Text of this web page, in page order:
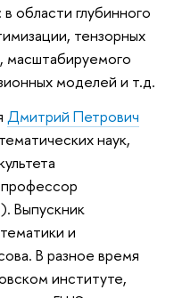
области глубинного
тензорных
масштабируемого
моделей и т.д.
Дмитрий Петрович
наук,
Выпускник
и
В разное время
институте,